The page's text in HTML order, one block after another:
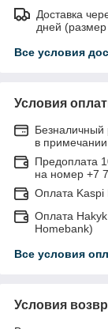
Доставка
дней
Все условия
Условия
Безналичный
в примечании
Предоплата
на номер +7
Оплата Kaspi
Оплата
Homebank)
Все условия
Условия